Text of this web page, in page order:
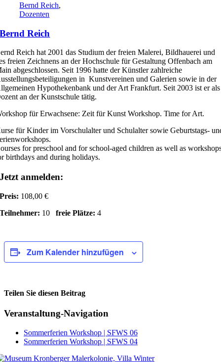
Bernd Reich,
Dozenten
Bernd Reich
Reich hat 2001 das Studium der freien Malerei, Bildhauerei und
freien Zeichnens an der Hochschule für Gestaltung Offenbach am
abgeschlossen. Seit 1996 hatte der Künstler zahlreiche
in Kunstvereinen und Galerien sowie in der
Hypothekenbank und der Art Frankfurt. Seit 2003 ist er als
an der Kunstschule tätig.
für Erwachsene: Zeit für Kunst Workshop. Time for Art.
für Kinder im Vorschulalter und Schulalter sowie Geburtstags-
for preschool and for school-aged children as well as
birthdays and during holidays.
Jetzt anmelden:
Preis: 108,00 €
Teilnehmer: 10freie Plätze: 4
Zum Kalender hinzufügen
Teilen Sie diesen Beitrag
Facebook
Veranstaltung-Navigation
Sommerferien Workshop | SFWS 06
Sommerferien Workshop | SFWS 04